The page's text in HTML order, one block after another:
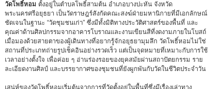
วัดโพธิ์หอม ตั้งอยู่ในตำบลโพธิ์สามต้น อำเภอบางปะหัน จังหวัด
พระนครศรีอยุธยา เป็นวัดราษฎร์สังกัดคณะสงฆ์ฝ่ายมหานิกายที่มีเอกลักษณ์
ชัดเจนในฐานะ “วัดชุมชนเก่า” ซึ่งมีทั้งมิติทางประวัติศาสตร์ของพื้นที่ และ
คุณค่าด้านศิลปกรรมจากอาคารโบราณและงานเขียนสีที่งดงามภายในโบสถ์
เมื่อมองด้วยสายตาของผู้เดินทางที่อยากรู้จักอยุธยามุมลึก วัดโพธิ์หอมไม่ใช่
สถานที่ประเภทถ่ายรูปเช็คอินอย่างรวดเร็ว แต่เป็นจุดหมายที่เหมาะกับการใช้
เวลาอย่างตั้งใจ เพื่อค่อย ๆ อ่านร่องรอยของยุคสมัยผ่านสถาปัตยกรรม ราย
ละเอียดงานศิลป์ และบรรยากาศของชุมชนที่ยังผูกพันกับวัดในชีวิตประจำวัน
เสน่ห์ของวัดโพธิ์หอมเริ่มต้นจากการที่วัดตั้งอยู่ในพื้นที่ซึ่งมีเรื่องเล่าทาง